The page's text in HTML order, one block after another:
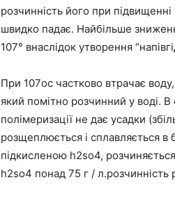
розчинність його при
швидко падає. Найбільше
107° внаслідок утворення
При 107oc частково втрачає
який помітно розчинний у воді. В
полімеризації не дає усадки
розщеплюється і сплавляється в
підкисленою h2so4,
h2so4 понад 75 г /